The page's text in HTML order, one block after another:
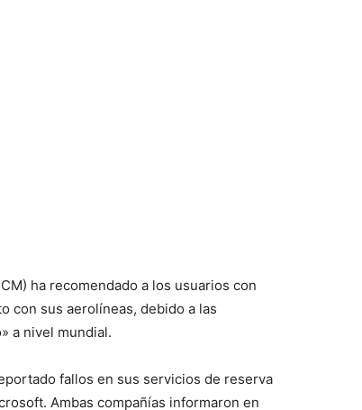
ha recomendado a los usuarios con
con sus aerolíneas, debido a las
a nivel mundial.
fallos en sus servicios de reserva
Ambas compañías informaron en